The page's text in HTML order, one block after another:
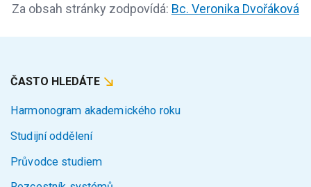
Za obsah stránky zodpovídá: Bc. Veronika Dvořáková
ČASTO HLEDÁTE
Harmonogram akademického roku
Studijní oddělení
Průvodce studiem